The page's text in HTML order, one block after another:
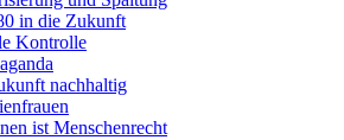
in die Zukunft
Kontrolle
nachhaltig
ist Menschenrecht